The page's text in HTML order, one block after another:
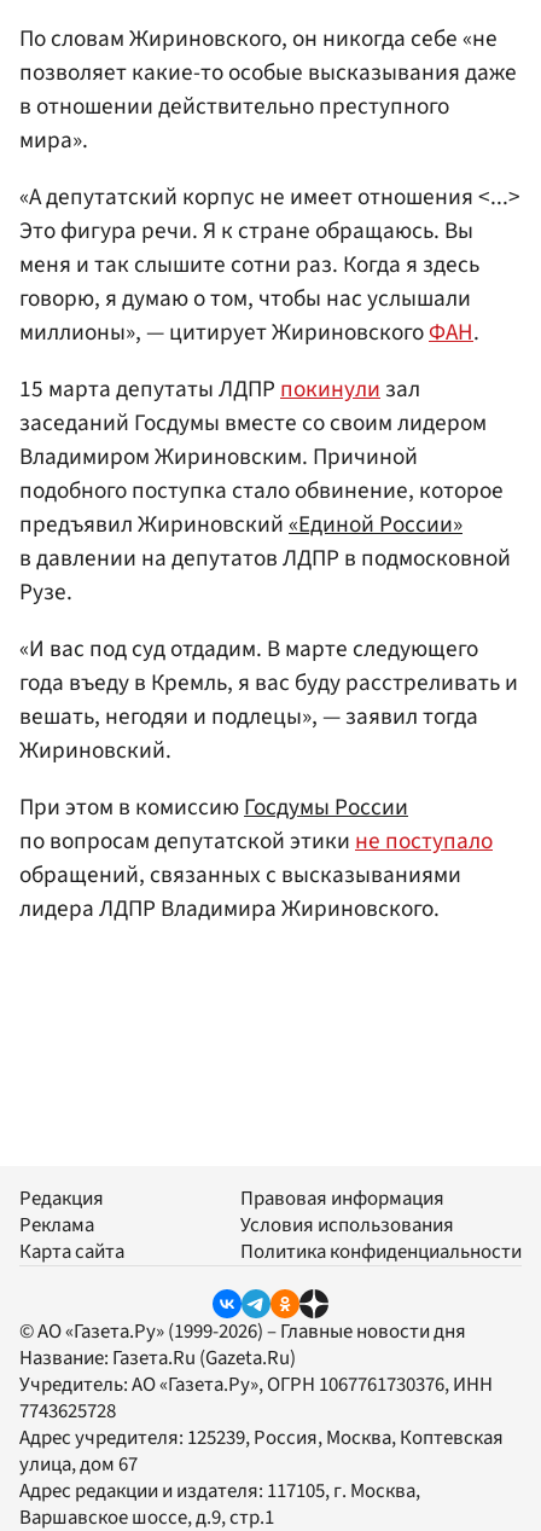
По словам Жириновского, он никогда себе «не
позволяет какие-то особые высказывания даже
в отношении действительно преступного
мира».
«А депутатский корпус не имеет отношения <...>
Это фигура речи. Я к стране обращаюсь. Вы
меня и так слышите сотни раз. Когда я здесь
говорю, я думаю о том, чтобы нас услышали
миллионы», — цитирует ЖириновскогоФАН.
15 марта депутаты ЛДПРпокинулизал
заседаний Госдумы вместе со своим лидером
Владимиром Жириновским. Причиной
подобного поступка стало обвинение, которое
предъявил Жириновский«Единой России»
в давлении на депутатов ЛДПР в подмосковной
Рузе.
«И вас под суд отдадим. В марте следующего
года въеду в Кремль, я вас буду расстреливать и
вешать, негодяи и подлецы», — заявил тогда
Жириновский.
При этом в комиссиюГосдумы России
по вопросам депутатской этикине поступало
обращений, связанных с высказываниями
лидера ЛДПР Владимира Жириновского.
Редакция
Реклама
Карта сайта
Правовая информация
Условия использования
Политика конфиденциальности
© АО «Газета.Ру» (1999-2026) – Главные новости дня
Название: Газета.Ru (Gazeta.Ru)
Учредитель:АО «Газета.Ру», ОГРН 1067761730376, ИНН
7743625728
Адрес учредителя: 125239, Россия, Москва, Коптевская
улица, дом 67
Адрес редакции и издателя: 117105, г. Москва,
Варшавское шоссе, д.9, стр.1